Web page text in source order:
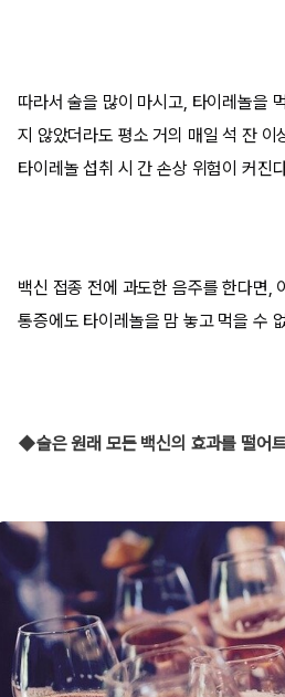
따라서 술을 많이 마시고, 타이레놀을
지 않았더라도 평소 거의 매일 석 잔 이
타이레놀 섭취 시 간 손상 위험이 커진
백신 접종 전에 과도한 음주를 한다면,
통증에도 타이레놀을 맘 놓고 먹을 수
◆술은 원래 모든 백신의 효과를 떨어